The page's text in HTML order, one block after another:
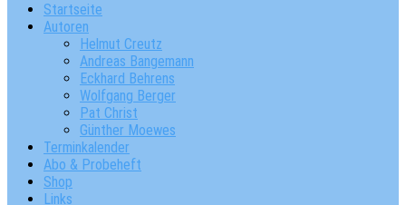
Startseite
Autoren
Helmut Creutz
Andreas Bangemann
Eckhard Behrens
Wolfgang Berger
Pat Christ
Günther Moewes
Terminkalender
Abo & Probeheft
Shop
Links